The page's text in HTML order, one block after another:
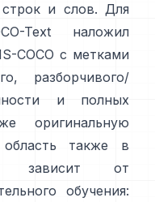
и слов. Для
Text
наложил
COCO с метками
разборчивого/
и полных
оригинальную
также в
зависит от
обучения: